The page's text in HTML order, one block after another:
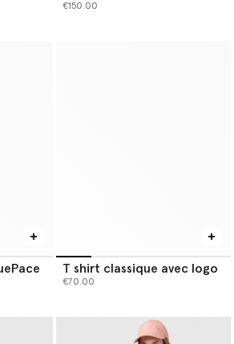
€150.00
T shirt classique avec logo
€70.00